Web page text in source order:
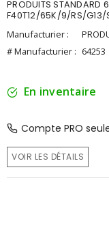
PRODUITS STANDARD
F40T12/65K/9/RS/G13/
Manufacturier :
# Manufacturier : 64253
En inventaire
Compte PRO
VOIR LES DÉTAILS